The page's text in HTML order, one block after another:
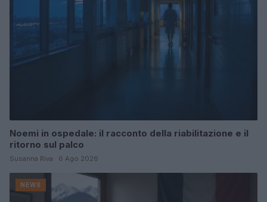
Noemi in ospedale: il racconto della riabilitazione e il
ritorno sul palco
Susanna Riva · 6 Ago 2026
NEWS